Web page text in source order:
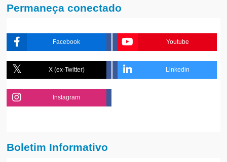
Permaneça conectado
Facebook Youtube
X (ex-Twitter) Linkedin
Instagram
Boletim Informativo